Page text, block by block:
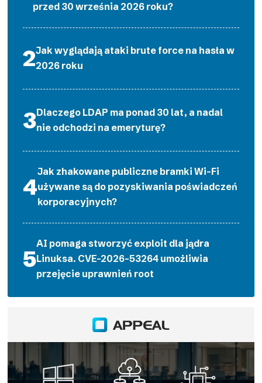
przed 30 września 2026 roku?
Jak wyglądają ataki brute force na hasła w
2026 roku
Dlaczego LDAP ma ponad 30 lat, a nadal
nie odchodzi na emeryturę?
Jak zhakowane publiczne bramki Wi-Fi
używane są do pozyskiwania poświadczeń
korporacyjnych?
AI pomaga stworzyć exploit dla jądra
Linuksa. CVE-2026-53264 umożliwia
przejęcie uprawnień root